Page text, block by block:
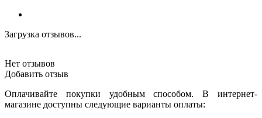
Загрузка отзывов...
Нет отзывов
Добавить отзыв
Оплачивайте покупки удобным способом. В интернет-
магазине доступны следующие варианты оплаты: